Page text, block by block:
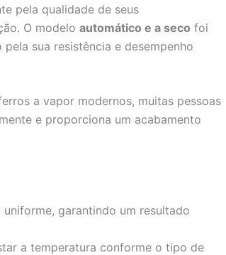
pela qualidade de seus
O modelo automático e a seco foi
sua resistência e desempenho
a vapor modernos, muitas pessoas
e proporciona um acabamento
garantindo um resultado
a temperatura conforme o tipo de